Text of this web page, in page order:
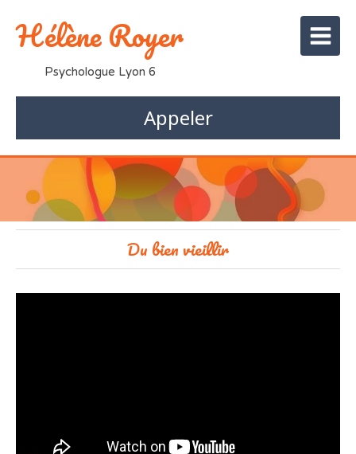
Hélène Royer
Psychologue Lyon 6
Appeler
Du bien vieillir